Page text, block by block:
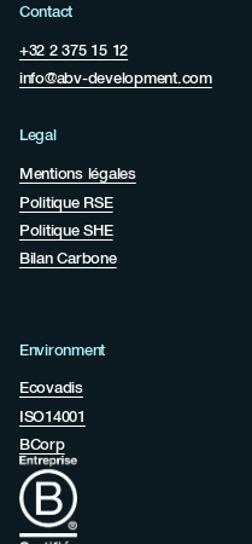
Contact
+32 2 375 15 12
info@abv-development.com
Legal
Mentions légales
Politique RSE
Politique SHE
Bilan Carbone
Environment
Ecovadis
ISO14001
BCorp